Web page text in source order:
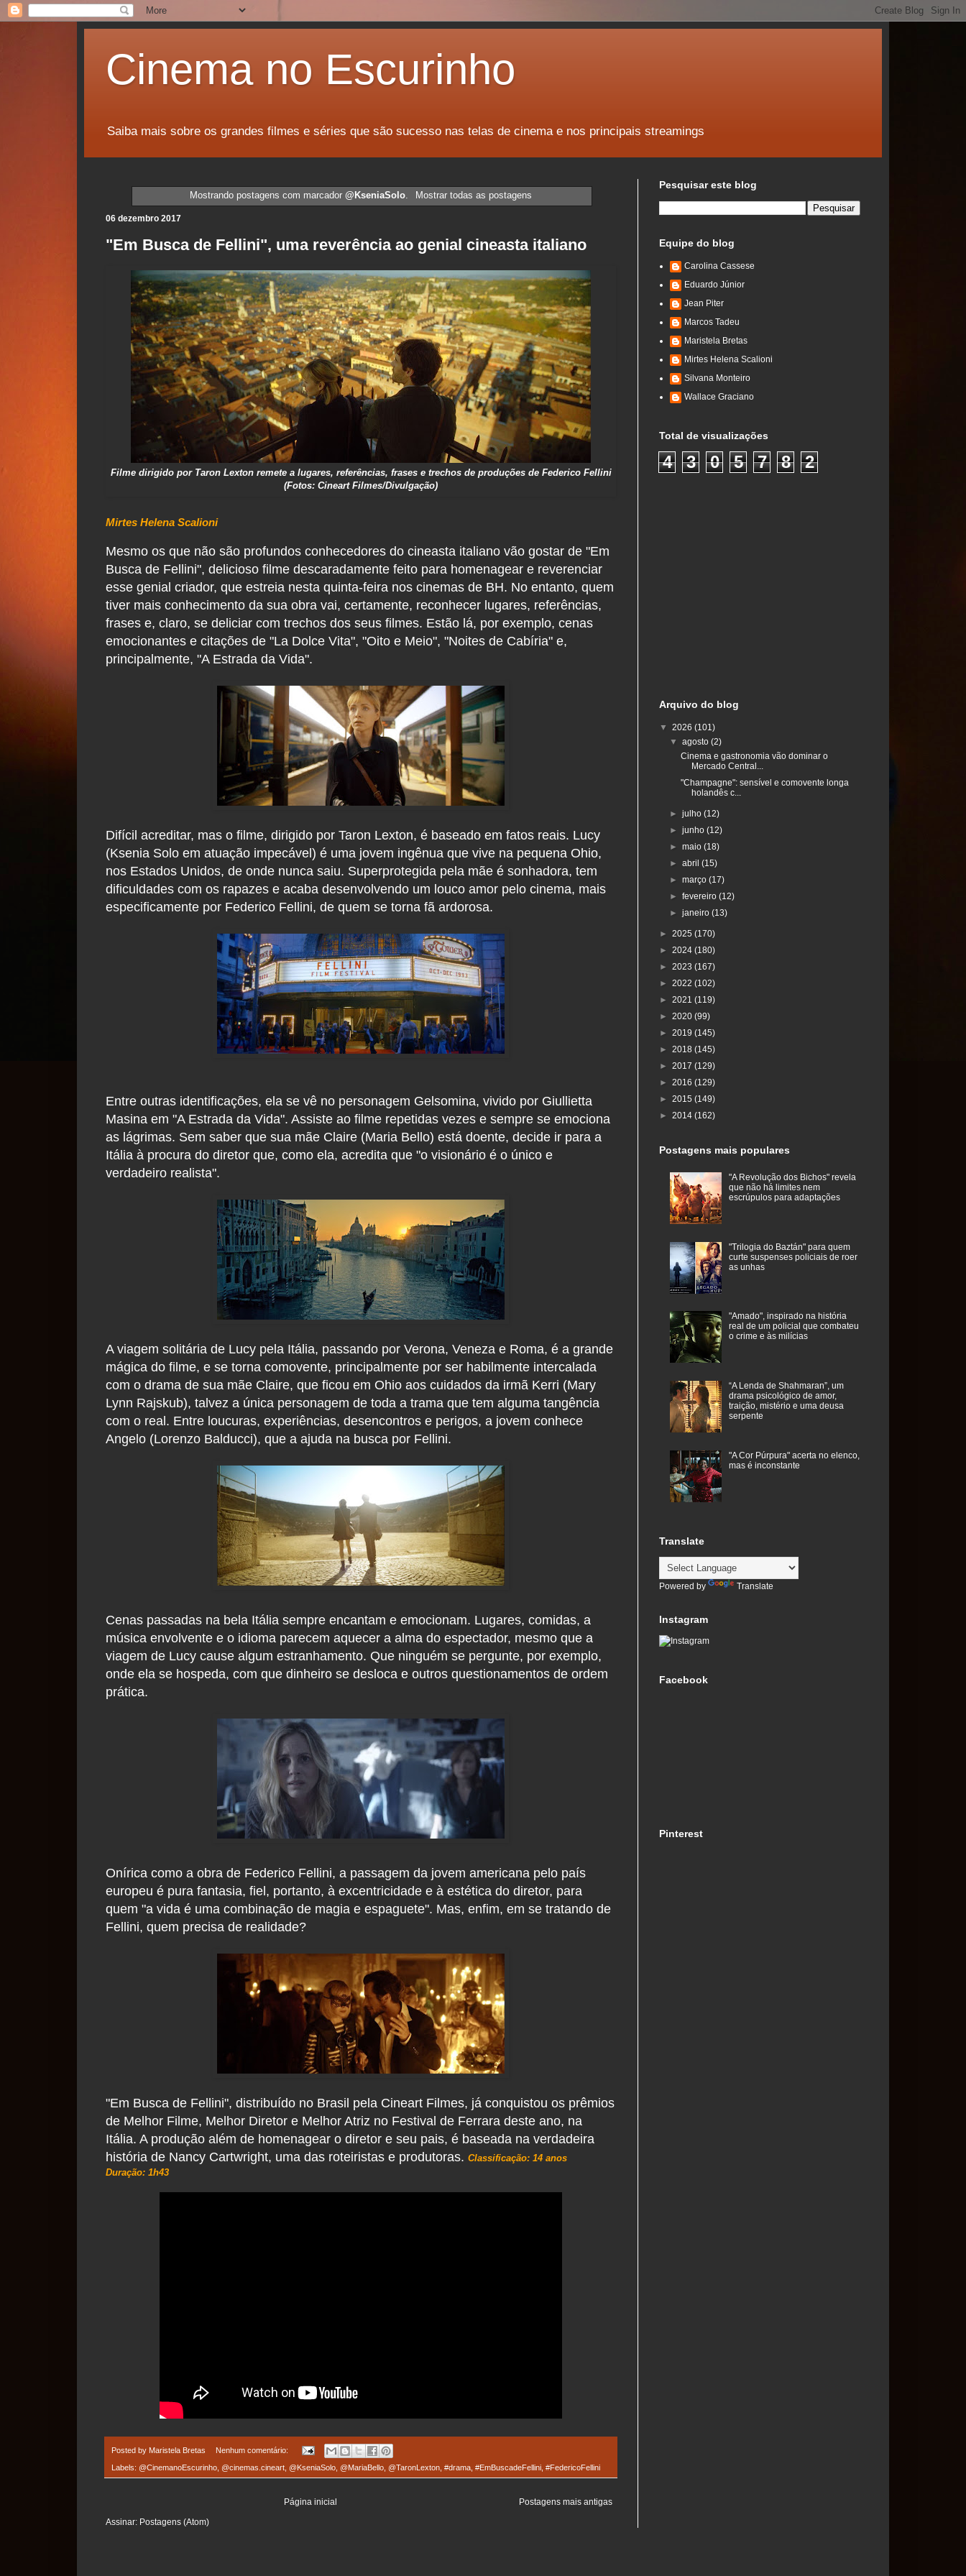
Cinema no Escurinho
Saiba mais sobre os grandes filmes e séries que são sucesso nas telas de cinema e nos principais streamings
Mostrando postagens com marcador@KseniaSolo. Mostrar todas as postagens
06 dezembro 2017
"Em Busca de Fellini", uma reverência ao genial cineasta italiano
Filme dirigido por Taron Lexton remete a lugares, referências, frases e trechos de produções de Federico Fellini
(Fotos: Cineart Filmes/Divulgação)
Mirtes Helena Scalioni
Mesmo os que não são profundos conhecedores do cineasta italiano vão gostar de "Em
Busca de Fellini", delicioso filme descaradamente feito para homenagear e reverenciar
esse genial criador, que estreia nesta quinta-feira nos cinemas de BH. No entanto, quem
tiver mais conhecimento da sua obra vai, certamente, reconhecer lugares, referências,
frases e, claro, se deliciar com trechos dos seus filmes. Estão lá, por exemplo, cenas
emocionantes e citações de "La Dolce Vita", "Oito e Meio", "Noites de Cabíria" e,
principalmente, "A Estrada da Vida".
Difícil acreditar, mas o filme, dirigido por Taron Lexton, é baseado em fatos reais. Lucy
(Ksenia Solo em atuação impecável) é uma jovem ingênua que vive na pequena Ohio,
nos Estados Unidos, de onde nunca saiu. Superprotegida pela mãe é sonhadora, tem
dificuldades com os rapazes e acaba desenvolvendo um louco amor pelo cinema, mais
especificamente por Federico Fellini, de quem se torna fã ardorosa.
Entre outras identificações, ela se vê no personagem Gelsomina, vivido por Giullietta
Masina em "A Estrada da Vida". Assiste ao filme repetidas vezes e sempre se emociona
as lágrimas. Sem saber que sua mãe Claire (Maria Bello) está doente, decide ir para a
Itália à procura do diretor que, como ela, acredita que "o visionário é o único e
verdadeiro realista".
A viagem solitária de Lucy pela Itália, passando por Verona, Veneza e Roma, é a grande
mágica do filme, e se torna comovente, principalmente por ser habilmente intercalada
com o drama de sua mãe Claire, que ficou em Ohio aos cuidados da irmã Kerri (Mary
Lynn Rajskub), talvez a única personagem de toda a trama que tem alguma tangência
com o real. Entre loucuras, experiências, desencontros e perigos, a jovem conhece
Angelo (Lorenzo Balducci), que a ajuda na busca por Fellini.
Cenas passadas na bela Itália sempre encantam e emocionam. Lugares, comidas, a
música envolvente e o idioma parecem aquecer a alma do espectador, mesmo que a
viagem de Lucy cause algum estranhamento. Que ninguém se pergunte, por exemplo,
onde ela se hospeda, com que dinheiro se desloca e outros questionamentos de ordem
prática.
Onírica como a obra de Federico Fellini, a passagem da jovem americana pelo país
europeu é pura fantasia, fiel, portanto, à excentricidade e à estética do diretor, para
quem "a vida é uma combinação de magia e espaguete". Mas, enfim, em se tratando de
Fellini, quem precisa de realidade?
"Em Busca de Fellini", distribuído no Brasil pela Cineart Filmes, já conquistou os prêmios
de Melhor Filme, Melhor Diretor e Melhor Atriz no Festival de Ferrara deste ano, na
Itália. A produção além de homenagear o diretor e seu pais, é baseada na verdadeira
história de Nancy Cartwright, uma das roteiristas e produtoras. Classificação: 14 anos
Duração: 1h43
Posted by Maristela Bretas Nenhum comentário:
Labels: @CinemanoEscurinho @cinemas.cineart @KseniaSolo @MariaBello @TaronLexton #drama #EmBuscadeFellini #FedericoFellini
Postagens mais antigas
Página inicial
Assinar: Postagens (Atom)
Pesquisar este blog
Equipe do blog
Carolina Cassese
Eduardo Júnior
Jean Piter
Marcos Tadeu
Maristela Bretas
Mirtes Helena Scalioni
Silvana Monteiro
Wallace Graciano
Total de visualizações
4 3 0 5 7 8 2
Arquivo do blog
▼ 2026 (101)
▼agosto(2)
Cinema e gastronomia vão dominar o
Mercado Central...
"Champagne": sensível e comovente longa
holandês c...
►julho(12)
►junho(12)
►maio(18)
►abril(15)
►março(17)
►fevereiro(12)
►janeiro(13)
► 2025 (170)
► 2024 (180)
► 2023 (167)
► 2022 (102)
► 2021 (119)
► 2020 (99)
► 2019 (145)
► 2018 (145)
► 2017 (129)
► 2016 (129)
► 2015 (149)
► 2014 (162)
Postagens mais populares
"A Revolução dos Bichos" revela
que não há limites nem
escrúpulos para adaptações
"Trilogia do Baztán" para quem
curte suspenses policiais de roer
as unhas
"Amado", inspirado na história
real de um policial que combateu
o crime e às milícias
“A Lenda de Shahmaran”, um
drama psicológico de amor,
traição, mistério e uma deusa
serpente
"A Cor Púrpura" acerta no elenco,
mas é inconstante
Translate
Powered by Translate
Instagram
Facebook
Pinterest